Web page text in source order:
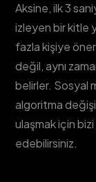
Aksine, ilk 3
izleyen bir kitle
fazla kişiye
değil, aynı
belirler. Sosyal
algoritma
ulaşmak için bizi
edebilirsiniz.